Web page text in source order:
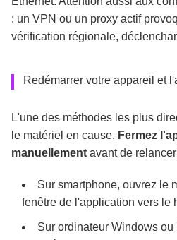
: un VPN ou un proxy actif
vérification régionale,
Redémarrer votre appareil et
L'une des méthodes les plus
le matériel en cause. Fermez
manuellement avant de
Sur smartphone, ouvrez le
fenêtre de l'application vers le
Sur ordinateur Windows ou